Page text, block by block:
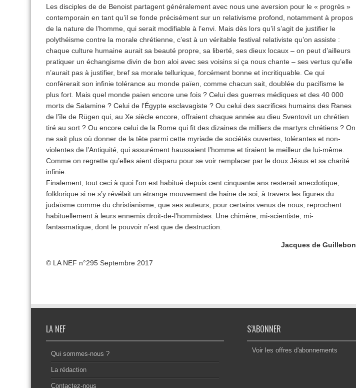
Les disciples de de Benoist partagent généralement avec nous une aversion pour le « progrès »
contemporain en tant qu’il se fonde précisément sur un relativisme profond, notamment à propos
de la nature de l’homme, qui serait modifiable à l’envi. Mais dès lors qu’il s’agit de justifier le
polythéisme contre la morale chrétienne, c’est à un véritable festival relativiste qu’on assiste :
chaque culture humaine aurait sa beauté propre, sa liberté, ses dieux locaux – on peut d’ailleurs
pratiquer un échangisme divin de bon aloi avec ses voisins si ça nous chante – ses vertus qu’elle
n’aurait pas à justifier, bref sa morale tellurique, forcément bonne et incritiquable. Ce qui
conférerait son infinie tolérance au monde païen, comme chacun sait, doublée du pacifisme le
plus fort. Mais quel monde païen encore une fois ? Celui des guerres médiques et des 40 000
morts de Salamine ? Celui de l’Égypte esclavagiste ? Ou celui des sacrifices humains des Ranes
de l’île de Rügen qui, au Xe siècle encore, offraient chaque année au dieu Sventovit un chrétien
tiré au sort ? Ou encore celui de la Rome qui fit des dizaines de milliers de martyrs chrétiens ? On
ne sait plus où donner de la tête parmi cette myriade de sociétés ouvertes, tolérantes et non-
violentes de l’Antiquité, qui assurément haussaient l’homme et tiraient le meilleur de lui-même.
Comme on regrette qu’elles aient disparu pour se voir remplacer par le doux Jésus et sa charité
infinie.
Finalement, tout ceci à quoi l’on est habitué depuis cent cinquante ans resterait anecdotique,
folklorique si ne s’y révélait un étrange mouvement de haine de soi, à travers les figures du
judaïsme comme du christianisme, que ses auteurs, pour certains venus de nous, reprochent
habituellement à leurs ennemis droit-de-l’hommistes. Une chimère, mi-scientiste, mi-
fantasmatique, dont le pouvoir n’est que de destruction.
Jacques de Guillebon
© LA NEF n°295 Septembre 2017
LA NEF
Qui sommes-nous ?
La rédaction
Contactez-nous
S’ABONNER
Voir les offres d'abonnements